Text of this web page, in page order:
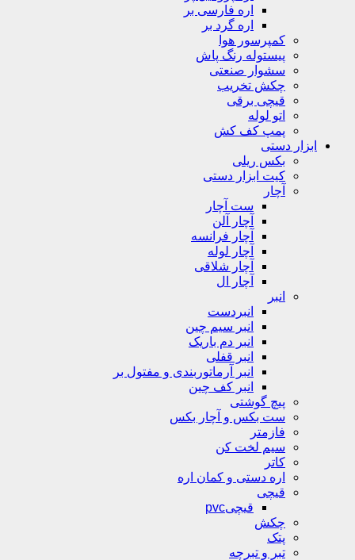
اره فارسی بر
اره گرد بر
کمپرسور هوا
پیستوله رنگ پاش
سشوار صنعتی
چکش تخریب
قیچی برقی
اتو لوله
پمپ کف کش
ابزار دستی
بکس ریلی
کیت ابزار دستی
آچار
ست آچار
آچار آلن
آچار فرانسه
آچار لوله
آچار شلاقی
آچار ال
انبر
انبردست
انبر سیم چین
انبر دم باریک
انبر قفلی
انبر آرماتوربندی و مفتول بر
انبر کف چین
پیچ گوشتی
ست بکس و آچار بکس
فازمتر
سیم لخت کن
کاتر
اره دستی و کمان اره
قیچی
قیچیpvc
چکش
پتک
تبر و تبرچه